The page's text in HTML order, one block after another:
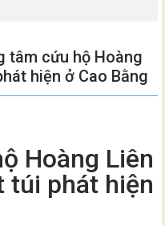
tâm cứu hộ Hoàng
hiện ở Cao Bằng
Hoàng Liên
túi phát hiện